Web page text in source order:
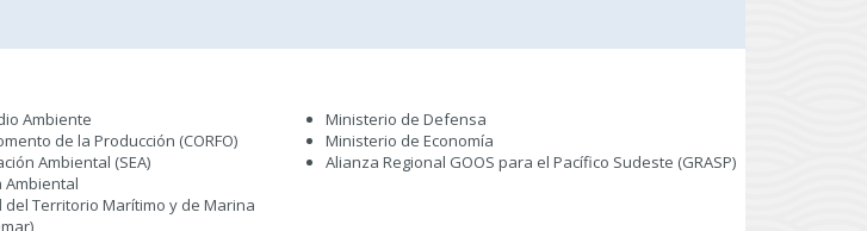
Ambiente
de la Producción (CORFO)
Ambiental (SEA)
Ambiental
del Territorio Marítimo y de Marina
)
Ministerio de Defensa
Ministerio de Economía
Alianza Regional GOOS para el Pacífico Sudeste (GRASP)